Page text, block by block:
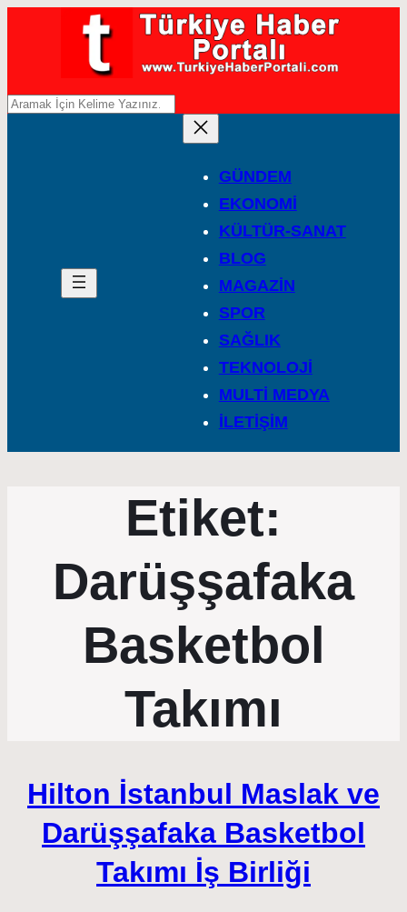
A
GÜNDEM
EKONOMİ
KÜLTÜR-SANAT
BLOG
MAGAZİN
SPOR
SAĞLIK
TEKNOLOJİ
MULTİ MEDYA
İLETİŞİM
Etiket:
Darüşşafaka
Basketbol
Takımı
Hilton İstanbul Maslak ve
Darüşşafaka Basketbol
Takımı İş Birliği